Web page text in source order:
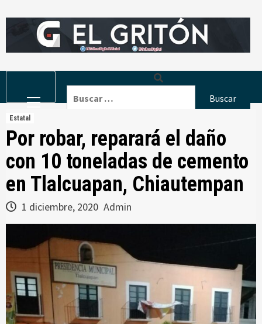
to
Menu
Estatal
Por robar, reparará el daño
con 10 toneladas de cemento
en Tlalcuapan, Chiautempan
1 diciembre, 2020 Admin